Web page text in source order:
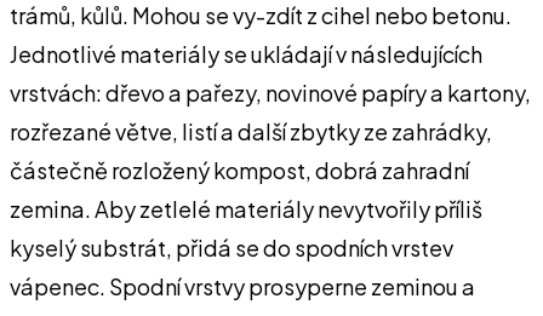
trámů, kůlů. Mohou se vy-zdít z cihel nebo betonu.
Jednotlivé materiály se ukládají v následujících
vrstvách: dřevo a pařezy, novinové papíry a kartony,
rozřezané větve, listí a další zbytky ze zahrádky,
částečně rozložený kompost, dobrá zahradní
zemina. Aby zetlelé materiály nevytvořily příliš
kyselý substrát, přidá se do spodních vrstev
vápenec. Spodní vrstvy prosyperne zeminou a